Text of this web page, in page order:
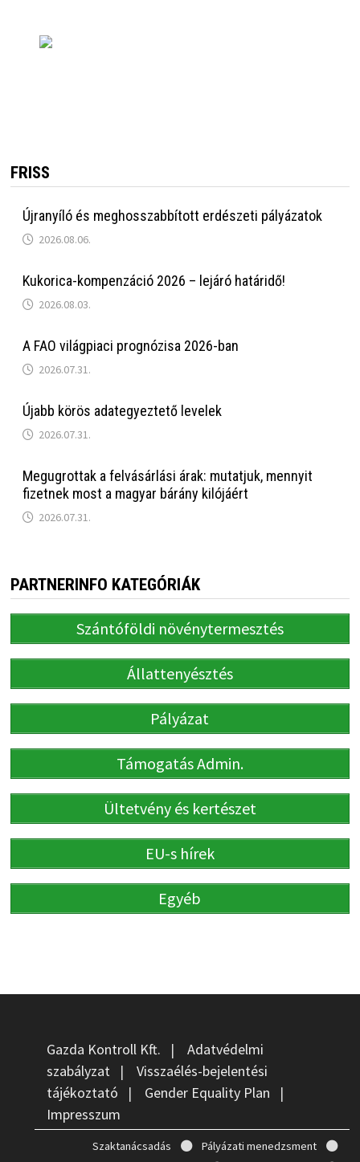
FRISS
Újranyíló és meghosszabbított erdészeti pályázatok
2026.08.06.
Kukorica-kompenzáció 2026 – lejáró határidő!
2026.08.03.
A FAO világpiaci prognózisa 2026-ban
2026.07.31.
Újabb körös adategyeztető levelek
2026.07.31.
Megugrottak a felvásárlási árak: mutatjuk, mennyit
fizetnek most a magyar bárány kilójáért
2026.07.31.
PARTNERINFO KATEGÓRIÁK
Szántóföldi növénytermesztés
Állattenyésztés
Pályázat
Támogatás Admin.
Ültetvény és kertészet
EU-s hírek
Egyéb
Gazda Kontroll Kft. | Adatvédelmi
szabályzat| Visszaélés-bejelentési
tájékoztató | Gender Equality Plan |
Impresszum
Szaktanácsadás
Pályázati menedzsment